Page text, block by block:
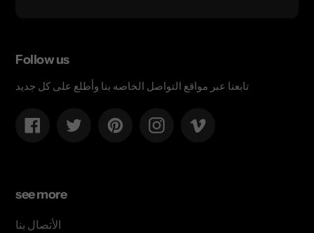
Follow us
تابعنا عبر مواقع التواصل الخاصه بنا وأطلع على كل جديد
Facebook Twitter PinterestInstagram
see more
الأتصال بنا